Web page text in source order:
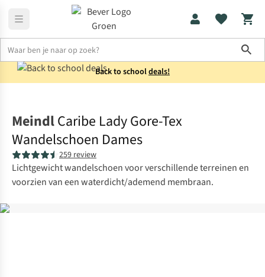
Back to schooldeals!
MeindlCaribe Lady Gore-Tex
Wandelschoen Dames
259 review
Lichtgewicht wandelschoen voor verschillende terreinen en
voorzien van een waterdicht/ademend membraan.